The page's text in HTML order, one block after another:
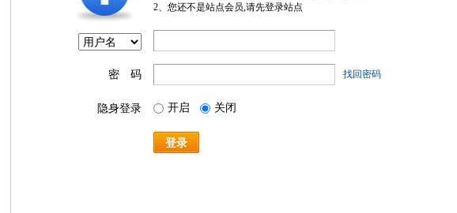
2、您还不是站点会员,请先登录站点
密 码 找回密码
隐身登录 开启 关闭
登录